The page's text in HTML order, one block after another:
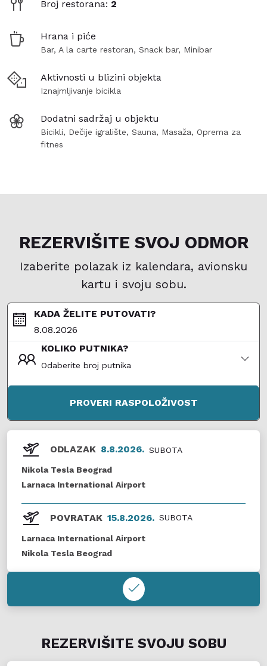
Broj restorana: 2
Hrana i piće
Bar, A la carte restoran, Snack bar, Minibar
Aktivnosti u blizini objekta
Iznajmljivanje bicikla
Dodatni sadržaj u objektu
Bicikli, Dečije igralište, Sauna, Masaža, Oprema za
fitnes
REZERVIŠITE SVOJ ODMOR
Izaberite polazak iz kalendara, avionsku
kartu i svoju sobu.
KADA ŽELITE PUTOVATI?
KOLIKO PUTNIKA?
Odaberite broj putnika
PROVERI RASPOLOŽIVOST
ODLAZAK 8.8.2026. SUBOTA
Nikola Tesla Beograd
Larnaca International Airport
POVRATAK 15.8.2026. SUBOTA
Larnaca International Airport
Nikola Tesla Beograd
REZERVIŠITE SVOJU SOBU